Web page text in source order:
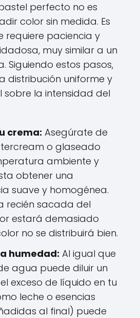
perfecto no es
color sin medida. Es
requiere paciencia y
muy similar a un
Siguiendo estos pasos,
distribución uniforme y
la intensidad del
crema: Asegúrate de
o glaseado
ambiente y
obtener una
suave y homogénea.
recién sacada del
estará demasiado
no se distribuirá bien.
humedad: Al igual que
agua puede diluir un
exceso de líquido en tu
leche o esencias
al final) puede